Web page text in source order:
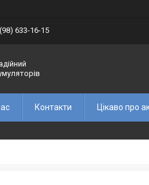
633-16-15
Контакти Цікаво про